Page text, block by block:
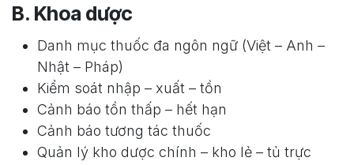
B. Khoa dược
Danh mục thuốc đa ngôn ngữ (Việt – Anh –
Nhật – Pháp)
Kiểm soát nhập – xuất – tồn
Cảnh báo tồn thấp – hết hạn
Cảnh báo tương tác thuốc
Quản lý kho dược chính – kho lẻ – tủ trực